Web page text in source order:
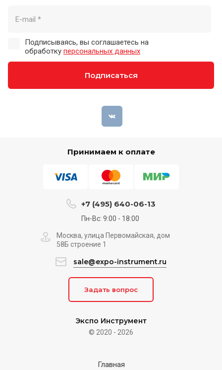
Подписываясь, вы соглашаетесь на
обработку персональных данных
Подписаться
Принимаем к оплате
Экспо Инструмент
© 2020 - 2026
+7 (495) 640-06-13
Пн-Вс: 9:00 - 18:00
Москва, улица Первомайская, дом
58Б строение 1
sale@expo-instrument.ru
Задать вопрос
Главная